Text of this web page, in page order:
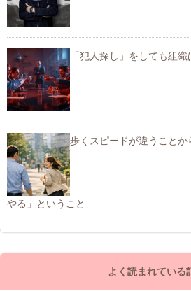
「犯人探し」をしても組織
歩くスピードが違うこと
やる」ということ
よく読まれている